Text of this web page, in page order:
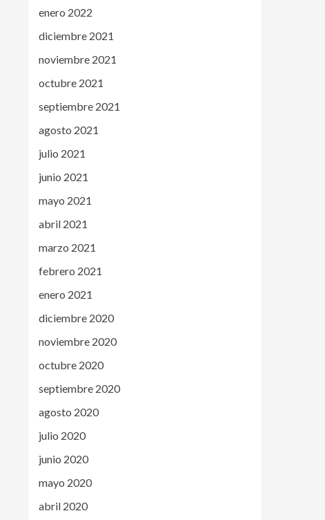
enero 2022
diciembre 2021
noviembre 2021
octubre 2021
septiembre 2021
agosto 2021
julio 2021
junio 2021
mayo 2021
abril 2021
marzo 2021
febrero 2021
enero 2021
diciembre 2020
noviembre 2020
octubre 2020
septiembre 2020
agosto 2020
julio 2020
junio 2020
mayo 2020
abril 2020